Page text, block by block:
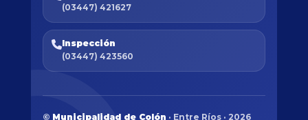
(03447) 421627
Inspección
(03447) 423560
© Municipalidad de Colón · Entre Ríos · 2026